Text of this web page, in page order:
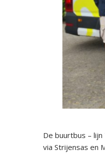
De buurtbus –
via Strijensas en